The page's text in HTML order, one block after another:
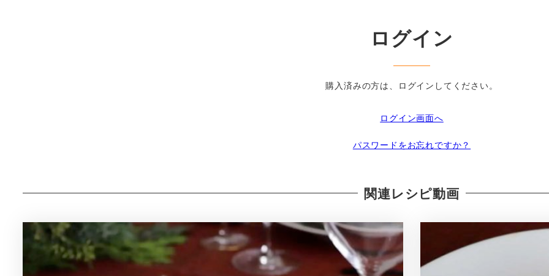
ログイン
購入済みの方は、ログインしてください。
ログイン画面へ
パスワードをお忘れですか？
関連レシピ動画